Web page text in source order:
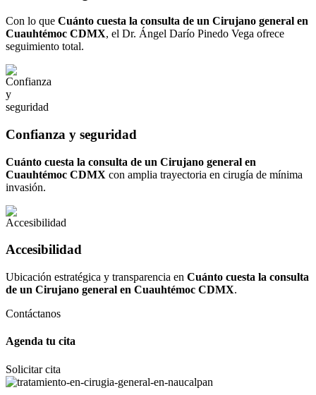
Con lo que Cuánto cuesta la consulta de un Cirujano general en
Cuauhtémoc CDMX, el Dr. Ángel Darío Pinedo Vega ofrece
seguimiento total.
Confianza y seguridad
Cuánto cuesta la consulta de un Cirujano general en
Cuauhtémoc CDMX con amplia trayectoria en cirugía de mínima
invasión.
Accesibilidad
Ubicación estratégica y transparencia en Cuánto cuesta la consulta
de un Cirujano general en Cuauhtémoc CDMX.
Contáctanos
Agenda tu cita
Solicitar cita